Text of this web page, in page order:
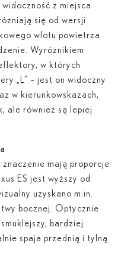
z miejsca
się od wersji
wlotu powietrza
Wyróżnikiem
w których
„L” – jest on widoczny
w kierunkowskazach,
ale również są lepiej
mają proporcje
ES jest wyższy od
uzyskano m.in.
bocznej. Optycznie
bardziej
spaja przednią i tylną